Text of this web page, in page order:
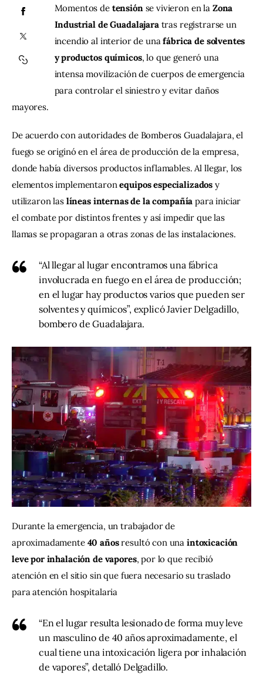
Contacto
Momentos de tensión se vivieron en la Zona
Industrial de Guadalajara tras registrarse un
incendio al interior de una fábrica de solventes
y productos químicos, lo que generó una
intensa movilización de cuerpos de emergencia
para controlar el siniestro y evitar daños
mayores.
De acuerdo con autoridades de Bomberos Guadalajara, el
fuego se originó en el área de producción de la empresa,
donde había diversos productos inflamables. Al llegar, los
elementos implementaron equipos especializados y
utilizaron las líneas internas de la compañía para iniciar
el combate por distintos frentes y así impedir que las
llamas se propagaran a otras zonas de las instalaciones.
“Al llegar al lugar encontramos una fábrica
involucrada en fuego en el área de producción;
en el lugar hay productos varios que pueden ser
solventes y químicos”, explicó Javier Delgadillo,
bombero de Guadalajara.
Durante la emergencia, un trabajador de
aproximadamente 40 años resultó con una intoxicación
leve por inhalación de vapores, por lo que recibió
atención en el sitio sin que fuera necesario su traslado
para atención hospitalaria
“En el lugar resulta lesionado de forma muy leve
un masculino de 40 años aproximadamente, el
cual tiene una intoxicación ligera por inhalación
de vapores”, detalló Delgadillo.